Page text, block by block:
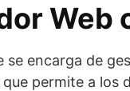
Web
encarga de
permite a los